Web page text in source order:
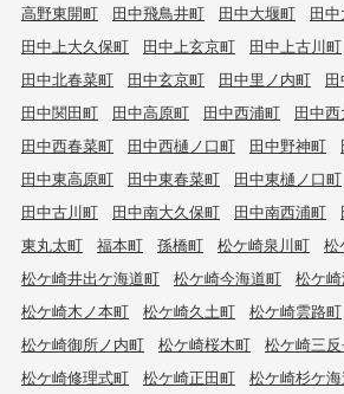
高野東開町
田中飛鳥井町 田中大堰町
田
田中上大久保町
田中上玄京町 田中上古川町
田中北春菜町
田中玄京町 田中里ノ内町
田中関田町
田中高原町 田中西浦町 田中
田中西春菜町
田中西樋ノ口町 田中野神町
田中東高原町
田中東春菜町 田中東樋ノ口町
田中古川町
田中南大久保町 田中南西浦町
東丸太町
福本町 孫橋町 松ケ崎泉川町
松
松ケ崎井出ケ海道町
松ケ崎今海道町 松ケ
松ケ崎木ノ本町
松ケ崎久土町 松ケ崎雲路町
松ケ崎御所ノ内町
松ケ崎桜木町 松ケ崎三
松ケ崎修理式町
松ケ崎正田町 松ケ崎杉ケ